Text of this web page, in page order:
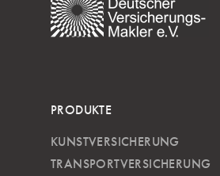
PRODUKTE
KUNSTVERSICHERUNG
TRANSPORTVERSICHERUNG